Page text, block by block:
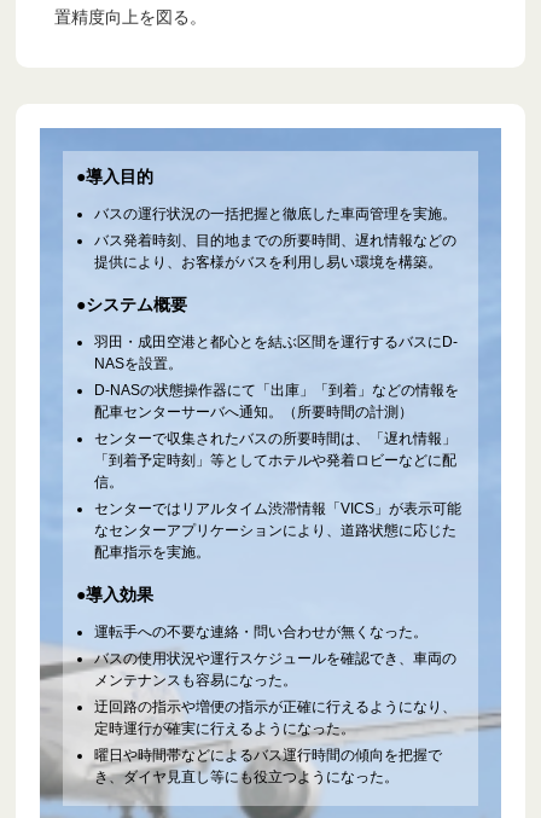
置精度向上を図る。
●導入目的
バスの運行状況の一括把握と徹底した車両管理を実施。
バス発着時刻、目的地までの所要時間、遅れ情報などの
提供により、お客様がバスを利用し易い環境を構築。
●システム概要
羽田・成田空港と都心とを結ぶ区間を運行するバスにD-
NASを設置。
D-NASの状態操作器にて「出庫」「到着」などの情報を
配車センターサーバへ通知。（所要時間の計測）
センターで収集されたバスの所要時間は、「遅れ情報」
「到着予定時刻」等としてホテルや発着ロビーなどに配
信。
センターではリアルタイム渋滞情報「VICS」が表示可能
なセンターアプリケーションにより、道路状態に応じた
配車指示を実施。
●導入効果
運転手への不要な連絡・問い合わせが無くなった。
バスの使用状況や運行スケジュールを確認でき、車両の
メンテナンスも容易になった。
迂回路の指示や増便の指示が正確に行えるようになり、
定時運行が確実に行えるようになった。
曜日や時間帯などによるバス運行時間の傾向を把握で
き、ダイヤ見直し等にも役立つようになった。